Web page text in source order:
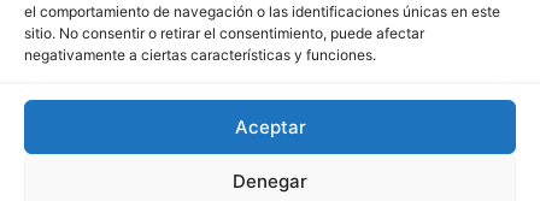
el comportamiento de navegación o las identificaciones únicas en este
sitio. No consentir o retirar el consentimiento, puede afectar
negativamente a ciertas características y funciones.
Aceptar
Denegar